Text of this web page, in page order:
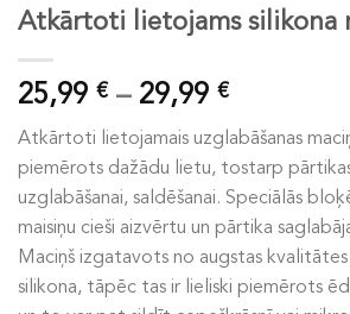
Atkārtoti lietojams silikona
25,99 € – 29,99 €Price
range:
25,99 €
through
29,99 €
Atkārtoti lietojamais uzglabāšanas
piemērots dažādu lietu, tostarp
uzglabāšanai, saldēšanai. Speciālās
maisiņu cieši aizvērtu un pārtika
Maciņš izgatavots no augstas
silikona, tāpēc tas ir lieliski piemērots